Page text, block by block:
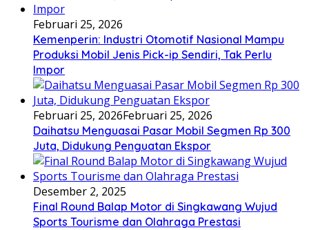
Februari 25, 2026
Kemenperin: Industri Otomotif Nasional Mampu
Produksi Mobil Jenis Pick-ip Sendiri, Tak Perlu
Impor
Februari 25, 2026Februari 25, 2026
Daihatsu Menguasai Pasar Mobil Segmen Rp 300
Juta, Didukung Penguatan Ekspor
Desember 2, 2025
Final Round Balap Motor di Singkawang Wujud
Sports Tourisme dan Olahraga Prestasi